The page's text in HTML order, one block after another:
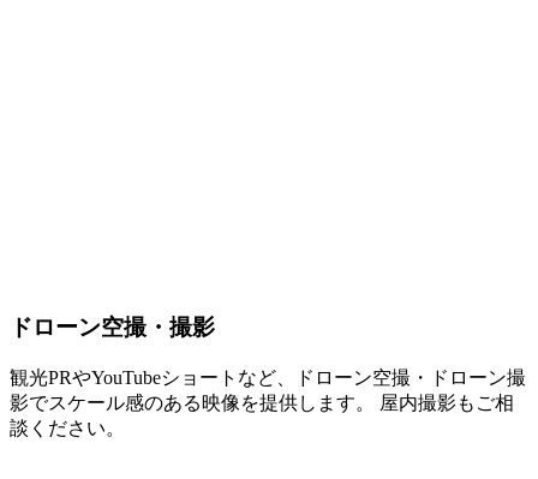
ドローン空撮・撮影
観光PRやYouTubeショートなど、ドローン空撮・ドローン撮
影でスケール感のある映像を提供します。 屋内撮影もご相
談ください。